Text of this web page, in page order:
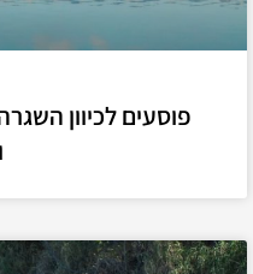
פוסעים לכיוון